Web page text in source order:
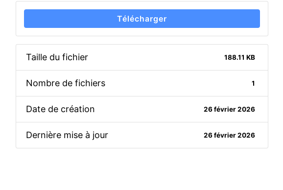
Télécharger
Taille du fichier 188.11 KB
Nombre de fichiers 1
Date de création 26 février 2026
Dernière mise à jour 26 février 2026